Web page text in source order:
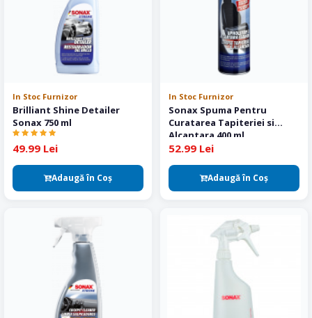
In Stoc Furnizor
Brilliant Shine Detailer
Sonax 750 ml
49.99 Lei
Adaugă în Coş
In Stoc Furnizor
Sonax Spuma Pentru
Curatarea Tapiteriei si
Alcantara 400 ml
52.99 Lei
Adaugă în Coş